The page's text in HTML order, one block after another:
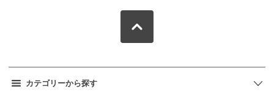
カテゴリーから探す